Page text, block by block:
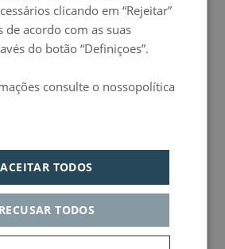
formulário seguinte e entraremos em contacto contigo assim
legais
e Google.
todas as novidades e ofertas sobre o mundo chic&basic.
clicando em “Rejeitar”
de acordo com as suas
do botão “Definiçoes”.
consulte o nossopolítica
ACEITAR TODOS
RECUSAR TODOS